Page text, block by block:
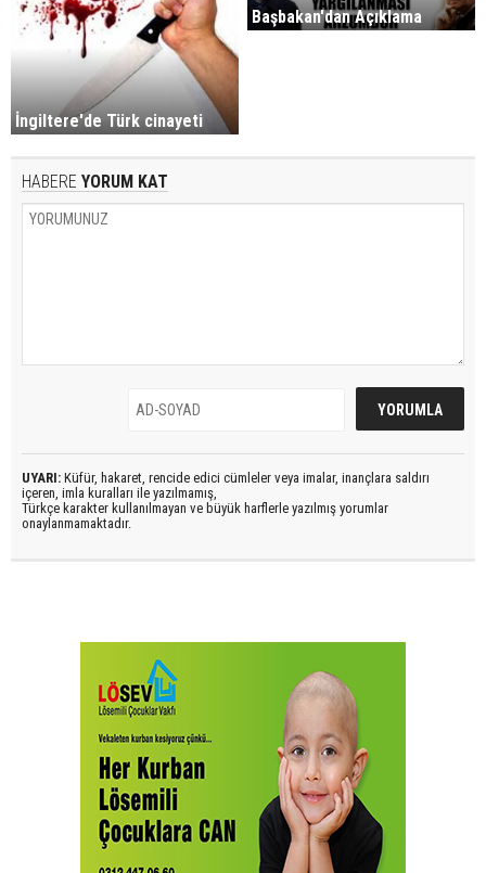
İngiltere'de Türk cinayeti
Başbakan'dan Açıklama
HABERE YORUM KAT
UYARI: Küfür, hakaret, rencide edici cümleler veya imalar, inançlara saldırı
içeren, imla kuralları ile yazılmamış,
Türkçe karakter kullanılmayan ve büyük harflerle yazılmış yorumlar
onaylanmamaktadır.